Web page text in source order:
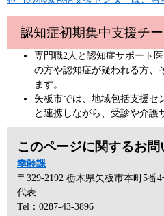
認知症初期集中支援チ
専門職2人と認知症サポート
の方や認知症が疑われる方、
ます。
矢板市では、地域包括支援セ
と連携しながら、受診や介護
このページに関するお
幸齢課
〒329-2192 栃木県矢板市本町5番4
代表
Tel：0287-43-3896